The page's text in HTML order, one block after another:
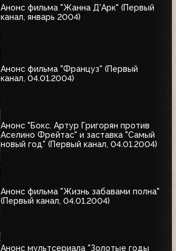
Анонс фильма "Жанна Д'Арк" (Первый
канал, январь 2004)
Анонс фильма "Француз" (Первый
канал, 04.01.2004)
Анонс "Бокс. Артур Григорян против
Аселино Фрейтас" и заставка "Самый
новый год" (Первый канал, 04.01.2004)
Анонс фильма "Жизнь забавами полна"
(Первый канал, 04.01.2004)
Анонс мультсериала "Золотые годы